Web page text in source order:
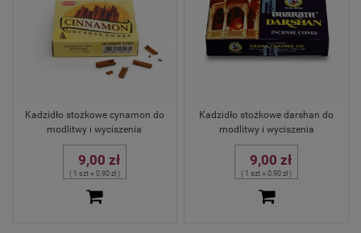
Kadzidło stożkowe cynamon do
modlitwy i wyciszenia
9,00 zł
( 1 szt = 0,90 zł )
Kadzidło stożkowe darshan do
modlitwy i wyciszenia
9,00 zł
( 1 szt = 0,90 zł )